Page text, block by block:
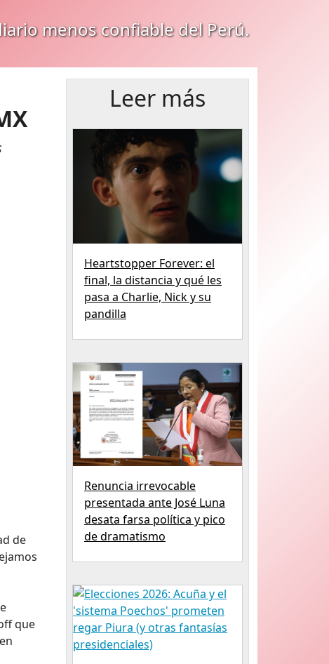
menos confiable del Perú.
de
que
Leer más
Heartstopper Forever: el
final, la distancia y qué les
pasa a Charlie, Nick y su
pandilla
Renuncia irrevocable
presentada ante José Luna
desata farsa política y pico
de dramatismo